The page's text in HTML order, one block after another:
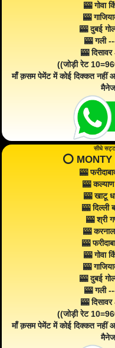
🎰 गोवा
🎰
🎰 दुबई
🎰 गली
🎰
((जोड़ी रेट
माँ क़सम पेमेंट में कोई दिक्कत नहीं
सीधे
⭕️
🎰
🎰
🎰 खाटू
🎰 दिल्ली
🎰 श्री
🎰
🎰
🎰 गोवा
🎰
🎰 दुबई
🎰 गली
🎰
((जोड़ी रेट
माँ क़सम पेमेंट में कोई दिक्कत नहीं